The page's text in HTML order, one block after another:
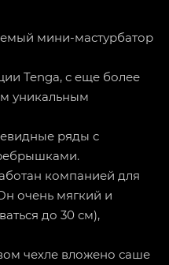
мини-мастурбатор
Tenga, с еще более
уникальным
ряды с
компанией для
очень мягкий и
до 30 см),
чехле вложено саше